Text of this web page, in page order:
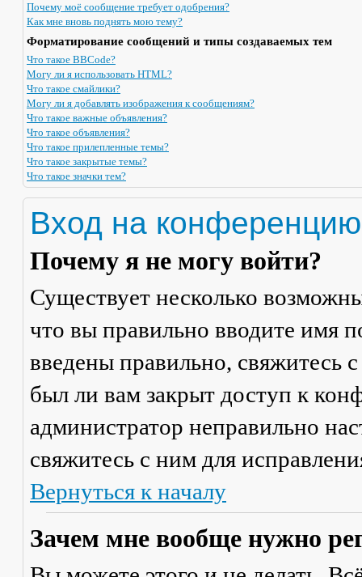
Почему моё сообщение требует одобрения?
Как мне вновь поднять мою тему?
Форматирование сообщений и типы создаваемых тем
Что такое BBCode?
Могу ли я использовать HTML?
Что такое смайлики?
Могу ли я добавлять изображения к сообщениям?
Что такое важные объявления?
Что такое объявления?
Что такое прилепленные темы?
Что такое закрытые темы?
Что такое значки тем?
Вход на
Почему я не могу войти?
Существует несколько
что вы правильно вводите имя
введены правильно, свяжитесь
был ли вам закрыт доступ к
администратор неправильно
свяжитесь с ним для
Вернуться к началу
Зачем мне вообще нужно